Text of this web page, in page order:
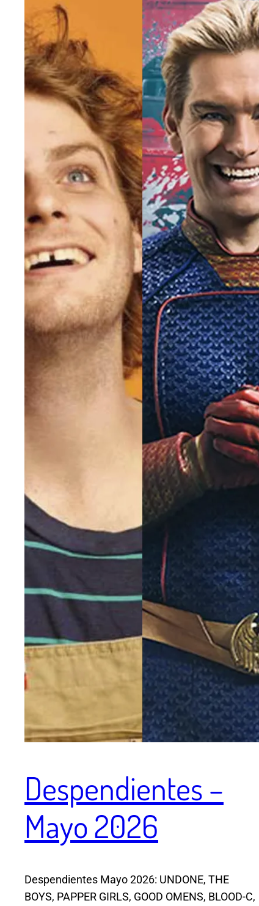
Despendientes –
Mayo 2026
Despendientes Mayo 2026: UNDONE, THE
BOYS, PAPPER GIRLS, GOOD OMENS, BLOOD-C,